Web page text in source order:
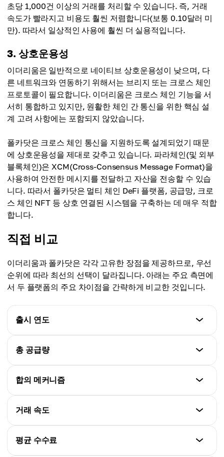
초당 1,000건 이상의 거래를 처리할 수 있습니다. 즉, 거래
속도가 빨라지고 비용도 훨씬 저렴합니다(보통 0.10달러 미
만). 따라서 일상적인 사용에 훨씬 더 실용적입니다.
3. 상호운용성
이더리움은 일반적으로 네이티브 상호운용성이 낮으며, 다
른 네트워크와 연동하기 위해서는 브리지 또는 크로스 체인
프로토콜이 필요합니다. 이더리움은 크로스 체인 기능을 서
서히 통합하고 있지만, 원활한 체인 간 통신을 위한 핵심 설
계 고려 사항에는 포함되지 않았습니다.
폴카닷은 크로스 체인 통신을 지원하도록 설계되었기 때문
에 상호운용성을 제대로 갖추고 있습니다. 파라체인(및 외부
블록체인)은 XCM(Cross-Consensus Message Format)을
사용하여 안전한 메시지를 전달하고 자산을 전송할 수 있습
니다. 따라서 폴카닷은 멀티 체인 DeFi 플랫폼, 공급망, 크로
스 체인 NFT 등 상호 연결된 시스템을 구축하는 데 매우 적합
합니다.
직접 비교
이더리움과 폴카닷은 각각 고유한 장점을 제공하므로, 우선
순위에 따라 최선의 선택이 달라집니다. 아래는 주요 측면에
서 두 플랫폼의 주요 차이점을 간략하게 비교한 것입니다.
출시 연도
이더리움
폴카닷
총 공급량
이더리움
폴카닷
합의 메커니즘
이더리움
폴카닷
거래 속도
이더리움
평균 수수료